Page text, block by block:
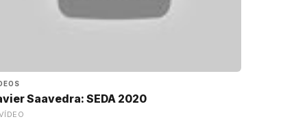
Saavedra: SEDA 2020